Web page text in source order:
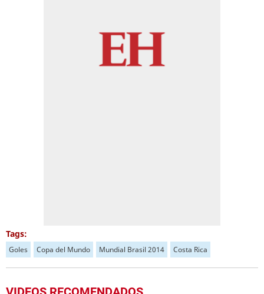
Tags:
Goles Copa del Mundo Mundial Brasil 2014 Costa Rica